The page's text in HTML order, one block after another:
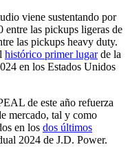
viene sustentando por
entre las pickups ligeras de
las pickups heavy duty.
histórico primer lugarde la
en los Estados Unidos
de este año refuerza
mercado, tal y como
en los dos últimos
2024 de J.D. Power.